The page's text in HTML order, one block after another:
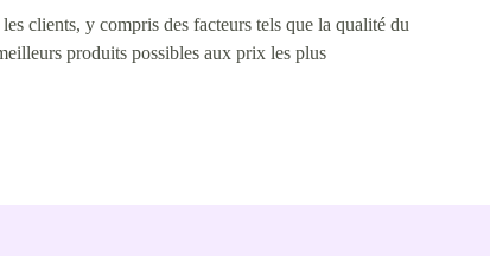
clients, y compris des facteurs tels que la qualité du
produits possibles aux prix les plus